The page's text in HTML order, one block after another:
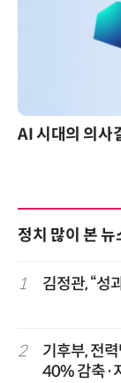
정치 많이 본 뉴
1 김정관, “성
2
기후부, 전
40% 감축·